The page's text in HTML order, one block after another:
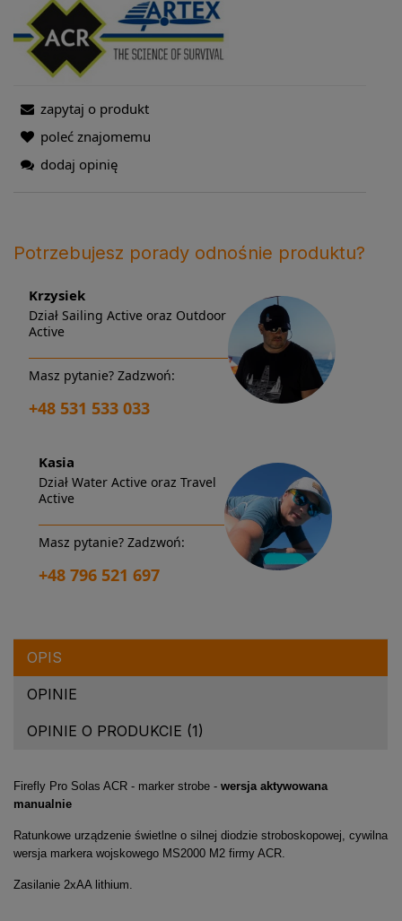
zapytaj o produkt
poleć znajomemu
dodaj opinię
Potrzebujesz porady odnośnie produktu?
Krzysiek
Dział Sailing Active oraz Outdoor
Active
Masz pytanie? Zadzwoń:
+48 531 533 033
Kasia
Dział Water Active oraz Travel
Active
Masz pytanie? Zadzwoń:
+48 796 521 697
OPIS
OPINIE
OPINIE O PRODUKCIE (1)
Firefly Pro Solas ACR - marker strobe - wersja aktywowana
manualnie
Ratunkowe urządzenie świetlne o silnej diodzie stroboskopowej, cywilna
wersja markera wojskowego MS2000 M2 firmy ACR.
Zasilanie 2xAA lithium.